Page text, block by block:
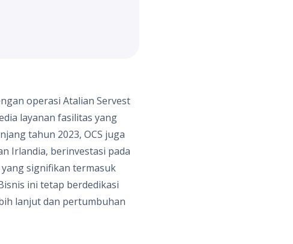
operasi Atalian Servest
layanan fasilitas yang
tahun 2023, OCS juga
Irlandia, berinvestasi pada
signifikan termasuk
ini tetap berdedikasi
lanjut dan pertumbuhan